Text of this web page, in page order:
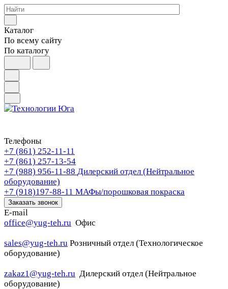
Каталог
По всему сайту
По каталогу
Телефоны
+7 (861) 252-11-11
+7 (861) 257-13-54
+7 (988) 956-11-88 Дилерский отдел (Нейтральное
оборудование)
+7 (918)197-88-11 МАФы/порошковая покраска
Заказать звонок
E-mail
office@yug-teh.ru Офис
sales@yug-teh.ru Розничный отдел (Технологическое
оборудование)
zakaz1@yug-teh.ru Дилерский отдел (Нейтральное
оборудование)